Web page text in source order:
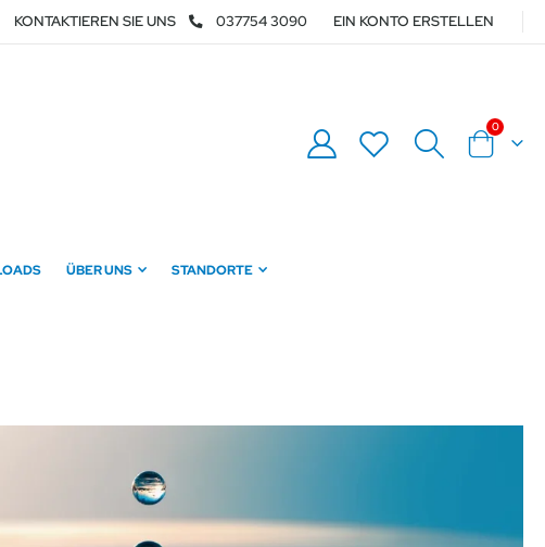
KONTAKTIEREN SIE UNS 037754 3090 EIN KONTO ERSTELLEN
Warenkorb
0Artikel
ÜBER UNS STANDORTE